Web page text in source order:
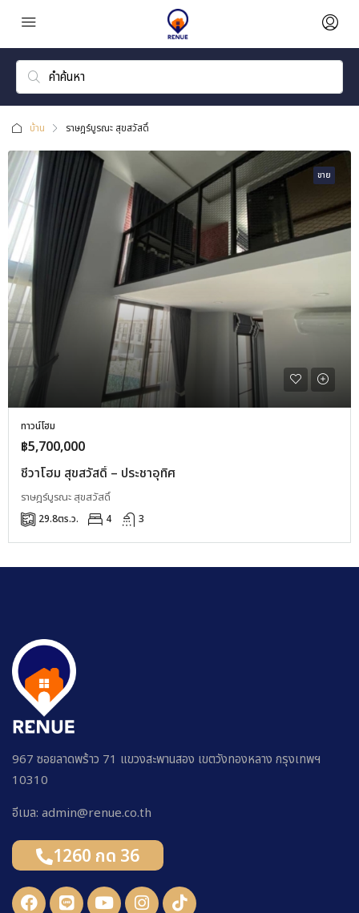
บ้าน ราษฎร์บูรณะ สุขสวัสดิ์
ขาย
ทาวน์โฮม
฿5,700,000
ชีวาโฮม สุขสวัสดิ์ – ประชาอุทิศ
ราษฎร์บูรณะ สุขสวัสดิ์
29.8ตร.ว. 4 3
967 ซอยลาดพร้าว 71 แขวงสะพานสอง เขตวังทองหลาง กรุงเทพฯ
10310
อีเมล: admin@renue.co.th
1260 กด 36